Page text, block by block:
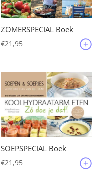
ZOMERSPECIAL Boek
€21,95
SOEPSPECIAL Boek
€21,95